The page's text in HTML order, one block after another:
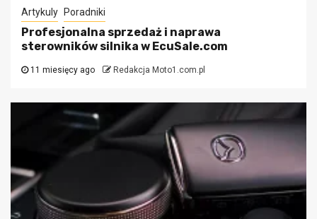
Artykuly Poradniki
Profesjonalna sprzedaż i naprawa
sterowników silnika w EcuSale.com
11 miesięcy ago Redakcja Moto1.com.pl